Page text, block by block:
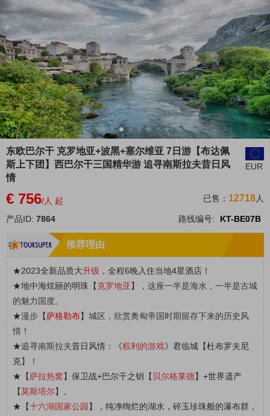
东欧巴尔干 克罗地亚+波黑+塞尔维亚 7日游【布达佩
斯上下团】西巴尔干三国精华游 追寻南斯拉夫昔日风
情
EUR
€ 756/人 起 已售： 12718人
产品ID: 7864 路线编号: KT-BE07B
推荐理由
★2023全新品质大升级 ，全程6晚入住当地4星酒店！
★地中海炫丽的明珠 【克罗地亚】 ， 这座一半是海水，一半是古城
的魅力国度。
★漫步 【萨格勒布】 城区，欣赏奥匈帝国时期留存下来的历史风
情！
★追寻南斯拉夫昔日风情：《权利的游戏》君临城【杜布罗夫尼
克】！
★ 【萨拉热窝】保卫战+巴尔干之钥【 贝尔格莱德】+世界遗产
【莫斯塔尔】
。
★ 【十六湖国家公园 】，纯净绚烂的湖水，碎玉珍珠般的瀑布群，